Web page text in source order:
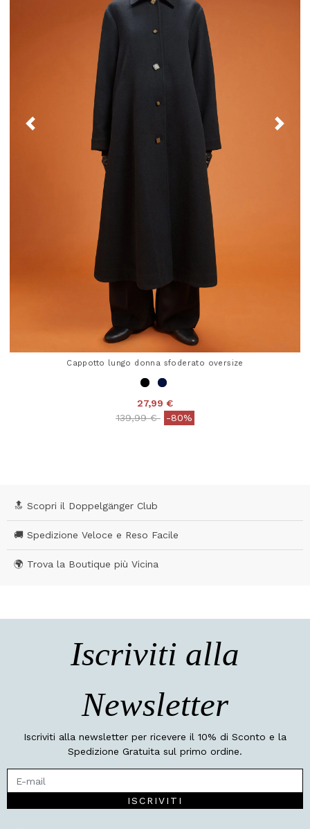
Cappotto lungo donna sfoderato oversize
27,99 €
Price reduced from
139,99 €to-80%
🔝 Scopri il Doppelgänger Club
🚚 Spedizione Veloce e Reso Facile
🌍 Trova la Boutique più Vicina
Iscriviti alla
Newsletter
Iscriviti alla newsletter per ricevere il 10% di Sconto e la
Spedizione Gratuita sul primo ordine.
ISCRIVITI